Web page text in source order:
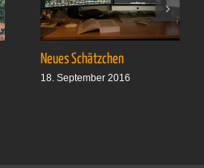
Neues Schätzchen
18. September 2016